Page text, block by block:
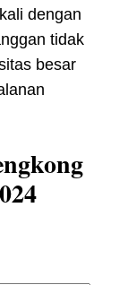
dengan
tidak
besar